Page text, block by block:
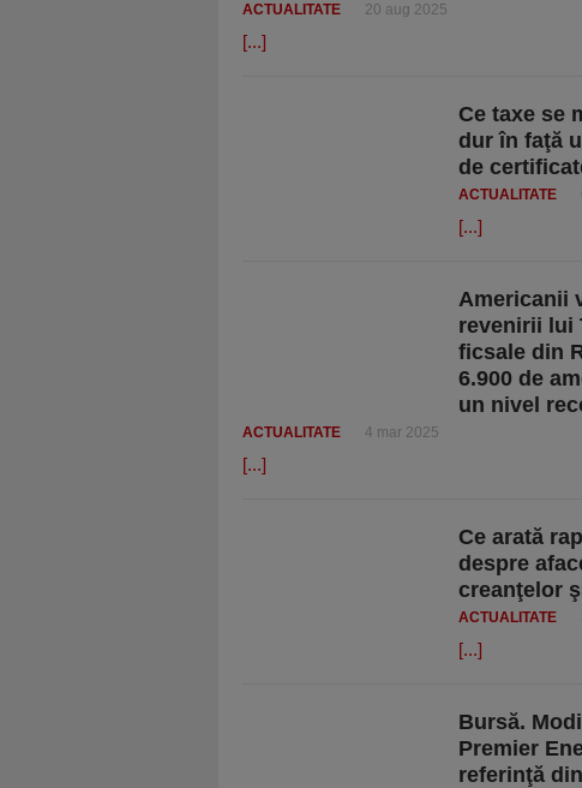
ACTUALITATE 20 aug 2025
[...]
Ce taxe se
dur în faţă
de
ACTUALITATE
[...]
Americanii
revenirii lui
ficsale din
6.900 de
un nivel
ACTUALITATE 4 mar 2025
[...]
Ce arată
despre
creanţelor
ACTUALITATE
[...]
Bursă.
Premier
referinţă